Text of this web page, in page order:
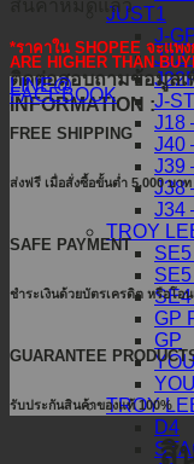
JUST1
J-
J22
J-
J18
J40
J39
J38
J34
TROY
GP
GP
TROY
D4
สินค้าหมดแล้ว
*ราคาใน SHOPEE จะแพ
ARE HIGHER THAN
ติดต่อสอบถามข้อมูลเ
INFORMATION :
LINE@
FACEBOOK
FREE SHIPPING
ส่งฟรี เมื่อสั่งซื้อขั้นต่ำ 5,000 บาท
SAFE PAYMENT
ชำระเงินด้วยบัตรเครดิต หรือโอ
GUARANTEE
รับประกันสินค้าของแท้ 100%
สิ